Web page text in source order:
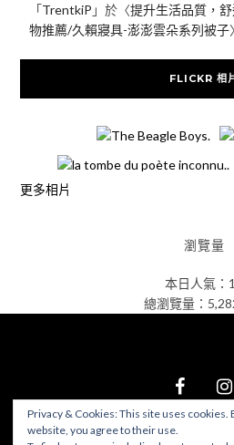
「TrentkiP 」於〈提升生活品質，
物推薦/久賴寢具-澎澎雲朵系列被子
FLICKR 相
更多相片
瀏覽量
本日人氣：
總瀏覽量：
© 2026 食在好遊趣 – Black
Privacy & Cookies: This site uses cookies.
website, you agree to their use.